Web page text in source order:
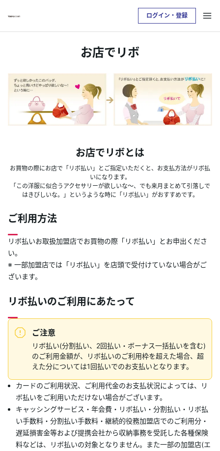
ログイン・登録
お支払い明細を確認したい方は
クレジットサービスへログインが必要です
ログイン・登録
トップ
TOKYU POINTについて
キャンペーン
お店でリボ
お店でリボとは
お買物の際にお店で「リボ払い」とご指定いただくと、お支払方法がリボ払
いになります。
「この洋服に似合うアクセサリーが欲しいな～、でも来月まとめて引落しで
はきびしいな。」というような時に「リボ払い」がおすすめです。
ご利用方法
リボ払いお取扱加盟店でお買物の際「リボ払い」とお申出くださ
い。
※ 一部加盟店では「リボ払い」を店頭で受付けていない場合がご
ざいます。
リボ払いのご利用にあたって
ご注意
リボ払い(分割払い、2回払い・ボーナス一括払いを含む)
のご利用金額が、リボ払いのご利用枠を超えた場合、超
えた分については1回払いでのお支払いとなります。
カードのご利用状況、ご利用代金のお支払状況によっては、リ
ボ払いをご利用いただけない場合がございます。
キャッシングサービス・年会費・リボ払い・分割払い・リボ払
い手数料・分割払い手数料・継続的役務加盟店でのご利用分・
遅延損害金等および提携会社から収納事務を受託した各種保険
料などは、リボ払いの対象となりません。また一部の加盟店(エ